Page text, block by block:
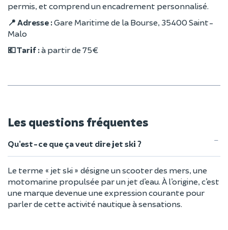
permis, et comprend un encadrement personnalisé.
📍 Adresse :Gare Maritime de la Bourse, 35400 Saint-
Malo
💶 Tarif :à partir de 75 €
Les questions fréquentes
Qu’est-ce que ça veut dire jet ski ?
Le terme « jet ski » désigne un scooter des mers, une
motomarine propulsée par un jet d’eau. À l’origine, c’est
une marque devenue une expression courante pour
parler de cette activité nautique à sensations.